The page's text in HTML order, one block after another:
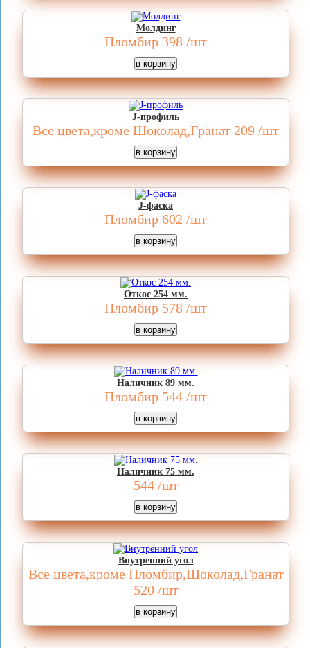
Молдинг
Пломбир 398 /шт
J-профиль
Все цвета,кроме Шоколад,Гранат 209 /шт
J-фаска
Пломбир 602 /шт
Откос 254 мм.
Пломбир 578 /шт
Наличник 89 мм.
Пломбир 544 /шт
Наличник 75 мм.
544 /шт
Внутренний угол
Все цвета,кроме Пломбир,Шоколад,Гранат
520 /шт